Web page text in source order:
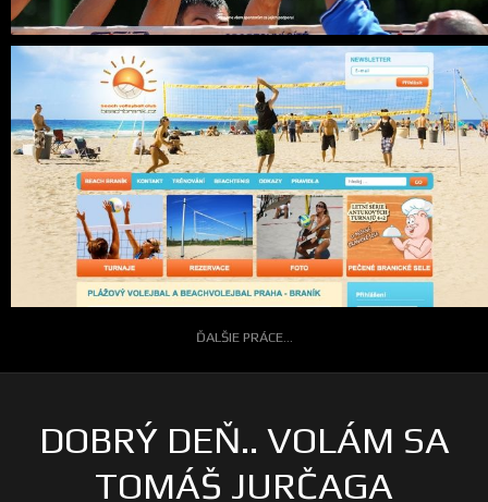
ĎALŠIE PRÁCE...
DOBRÝ DEŇ.. VOLÁM SA
TOMÁŠ JURČAGA